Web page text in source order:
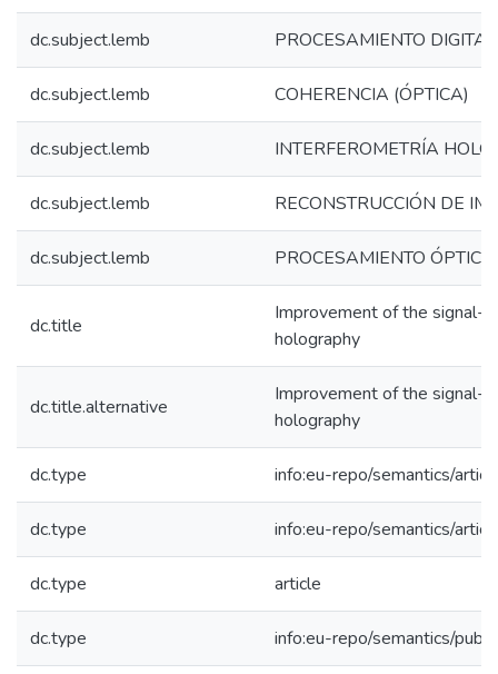
dc.subject.lemb PROCESAMIENTO
dc.subject.lemb COHERENCIA (ÓPTICA)
dc.subject.lemb INTERFEROMETRÍA
dc.subject.lemb RECONSTRUCCIÓN DE
dc.subject.lemb PROCESAMIENTO
dc.title
Improvement of the signal-
holography
dc.title.alternative
Improvement of the signal-
holography
dc.type info:eu-repo/semantics/
dc.type info:eu-repo/semantics/
dc.type article
dc.type info:eu-repo/semantics/